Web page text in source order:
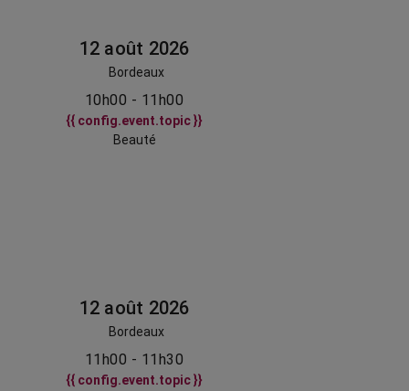
12 août 2026
Bordeaux
10h00 - 11h00
{{ config.event.topic }}
Beauté
12 août 2026
Bordeaux
11h00 - 11h30
{{ config.event.topic }}